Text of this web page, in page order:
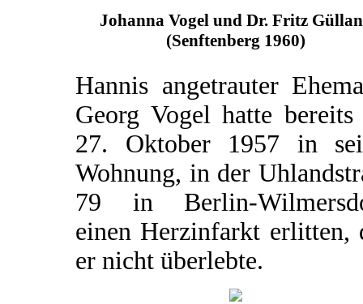
Johanna Vogel und Dr. Fritz
(Senftenberg 1960)
Hannis angetrauter
Georg Vogel hatte bereits
27. Oktober 1957 in
Wohnung, in der
79 in Berlin-
einen Herzinfarkt erlitten,
er nicht überlebte.